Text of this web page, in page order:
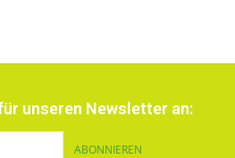
unseren Newsletter an:
ABONNIEREN